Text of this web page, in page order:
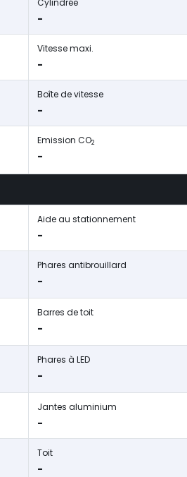
Cylindrée
-
Vitesse maxi.
-
Boîte de vitesse
-
Emission CO2
-
Aide au stationnement
-
Phares antibrouillard
-
Barres de toit
-
Phares à LED
-
Jantes aluminium
-
Toit
-